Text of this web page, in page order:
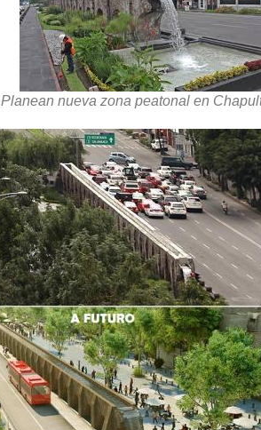
Planean nueva zona peatonal en